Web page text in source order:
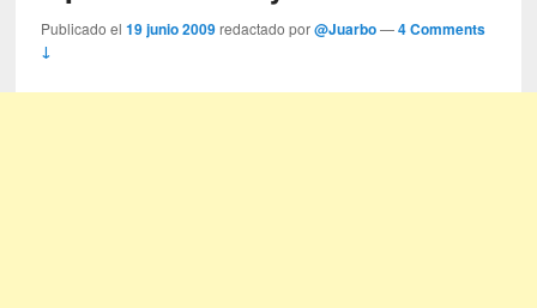
Publicado el19 junio 2009 redactado por@Juarbo —4 Comments
↓